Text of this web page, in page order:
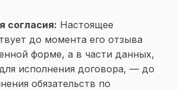
согласия: Настоящее
до момента его отзыва
форме, а в части данных,
исполнения договора, — до
обязательств по